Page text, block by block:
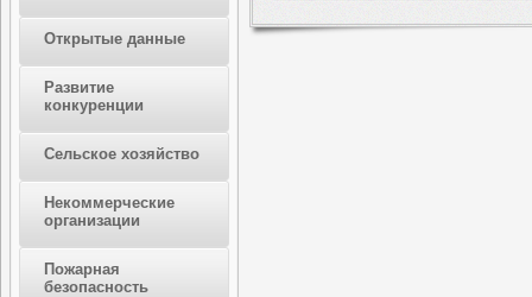
Открытые данные
Развитие
конкуренции
Сельское хозяйство
Некоммерческие
организации
Пожарная
безопасность